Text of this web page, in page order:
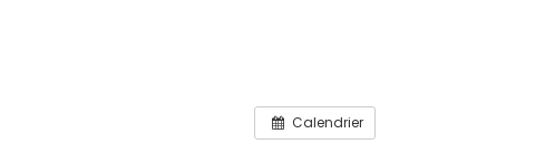
Calendrier